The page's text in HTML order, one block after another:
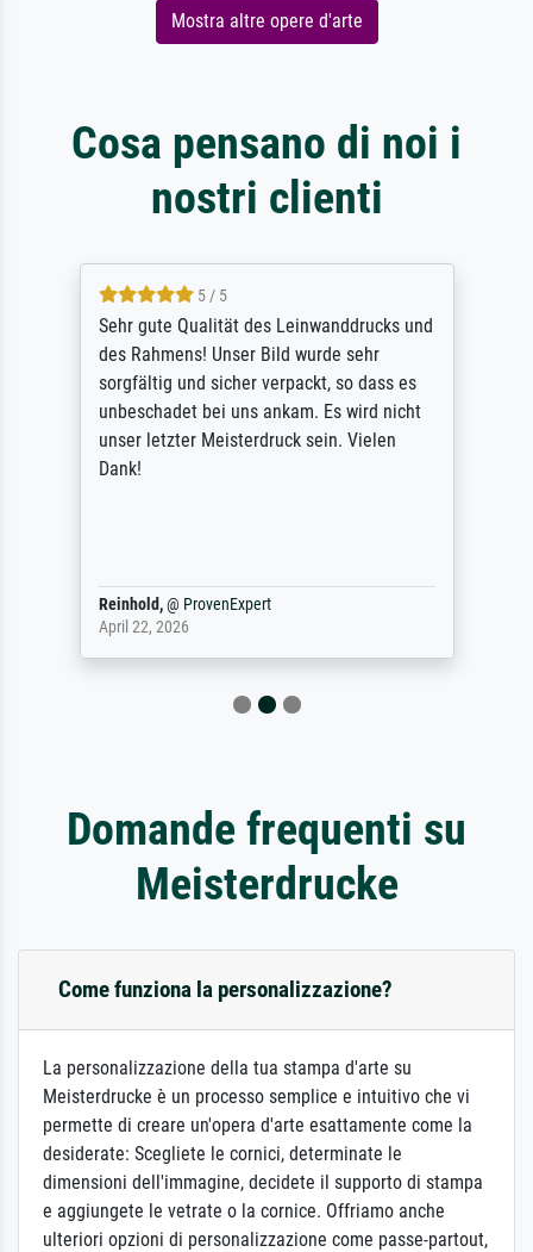
Mostra altre opere d'arte
Cosa pensano di noi i
nostri clienti
5 / 5
Sehr gute Qualität des Leinwanddrucks und
des Rahmens! Unser Bild wurde sehr
sorgfältig und sicher verpackt, so dass es
unbeschadet bei uns ankam. Es wird nicht
unser letzter Meisterdruck sein. Vielen
Dank!
Reinhold,@ ProvenExpert
April 22, 2026
Domande frequenti su
Meisterdrucke
Come funziona la personalizzazione?
La personalizzazione della tua stampa d'arte su
Meisterdrucke è un processo semplice e intuitivo che vi
permette di creare un'opera d'arte esattamente come la
desiderate: Scegliete le cornici, determinate le
dimensioni dell'immagine, decidete il supporto di stampa
e aggiungete le vetrate o la cornice. Offriamo anche
ulteriori opzioni di personalizzazione come passe-partout,